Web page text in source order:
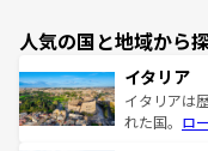
人気の国と地域から
イタリア
イタリアは
れた国。 ロ